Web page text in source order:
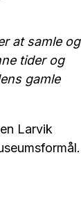
at samle og
tider og
gamle
Larvik